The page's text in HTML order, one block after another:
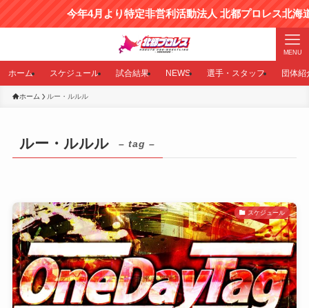
今年4月より特定非営利活動法人 北都プロレス北海道
MENU
ホーム スケジュール 試合結果 NEWS 選手・スタッフ 団体紹
ホーム ルー・ルルル
ルー・ルルル – tag –
スケジュール